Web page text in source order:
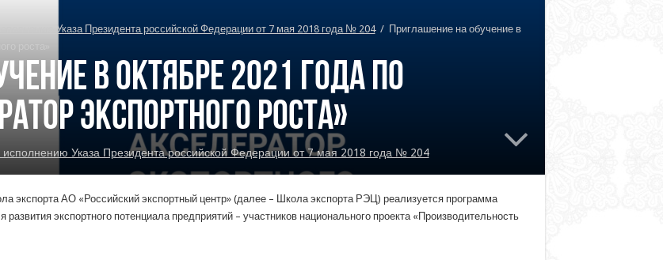
Указа Президента российской Федерации от 7 мая 2018 года № 204 / Приглашение на обучение в
роста»
в октябре 2021 года по
экспортного роста»
Указа Президента российской Федерации от 7 мая 2018 года № 204
экспорта АО «Российский экспортный центр» (далее – Школа экспорта РЭЦ) реализуется программа
экспортного потенциала предприятий – участников национального проекта «Производительность